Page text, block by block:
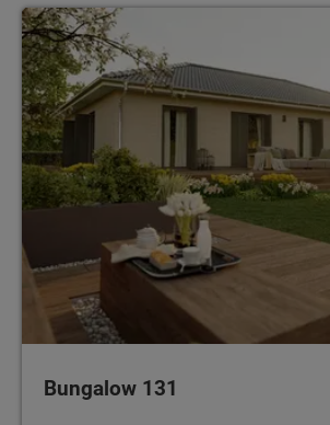
Bungalow 131